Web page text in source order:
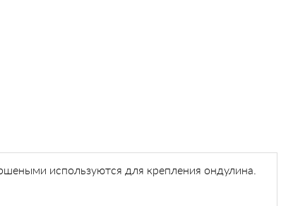
используются для крепления ондулина.